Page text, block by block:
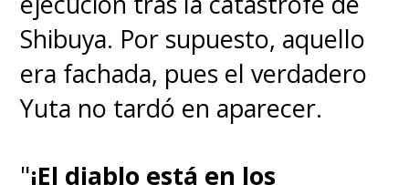
Shibuya. Por supuesto, aquello
era fachada, pues el verdadero
Yuta no tardó en aparecer.
"¡El diablo está en los